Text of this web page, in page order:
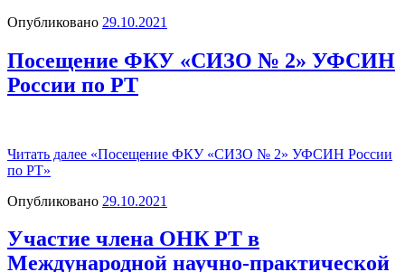
Опубликовано 29.10.2021
Посещение ФКУ «СИЗО № 2» УФСИН
России по РТ
Читать далее «Посещение ФКУ «СИЗО № 2» УФСИН России
по РТ»
Опубликовано 29.10.2021
Участие члена ОНК РТ в
Международной научно-практической